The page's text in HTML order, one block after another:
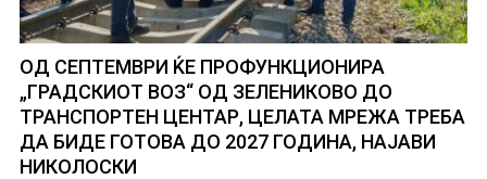
ОД СЕПТЕМВРИ ЌЕ ПРОФУНКЦИОНИРА
„ГРАДСКИОТ ВОЗ“ ОД ЗЕЛЕНИКОВО ДО
ТРАНСПОРТЕН ЦЕНТАР, ЦЕЛАТА МРЕЖА ТРЕБА
ДА БИДЕ ГОТОВА ДО 2027 ГОДИНА, НАЈАВИ
НИКОЛОСКИ